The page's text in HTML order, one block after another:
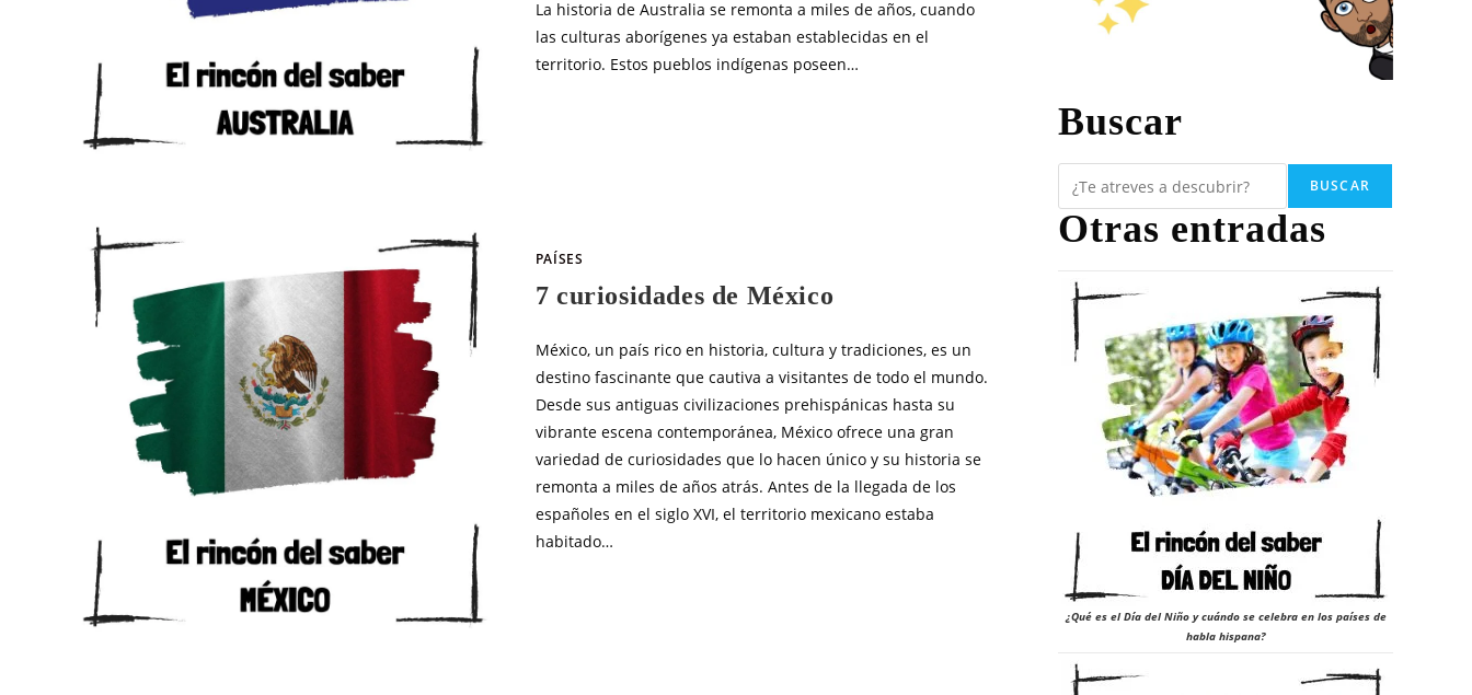
La historia de Australia se remonta a miles de años, cuando
las culturas aborígenes ya estaban establecidas en el
territorio. Estos pueblos indígenas poseen…
PAÍSES
7 curiosidades de México
México, un país rico en historia, cultura y tradiciones, es un
destino fascinante que cautiva a visitantes de todo el mundo.
Desde sus antiguas civilizaciones prehispánicas hasta su
vibrante escena contemporánea, México ofrece una gran
variedad de curiosidades que lo hacen único y su historia se
remonta a miles de años atrás. Antes de la llegada de los
españoles en el siglo XVI, el territorio mexicano estaba
habitado…
Buscar
BUSCAR
Otras entradas
¿Qué es el Día del Niño y cuándo se celebra en los países de
habla hispana?